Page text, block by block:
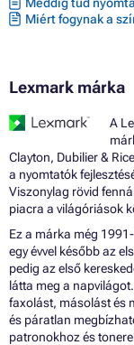
Miért fogynak a
Lexmark márka
A
Clayton, Dubilier &
a nyomtatók
Viszonylag rövid
piacra a világóriások
Ez a márka még
egy évvel később az
pedig az első
látta meg a
faxolást, másolást és
és páratlan
patronokhoz és